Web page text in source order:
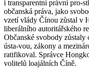
i transparentní právní pro-
občanská práva, jako
vzetí vlády Čínou zůstal v
liberálního autoritářského
Občanské svobody
ústa-vou, zákony a
ratifikoval. Správce
volitelů loajálních Číně.